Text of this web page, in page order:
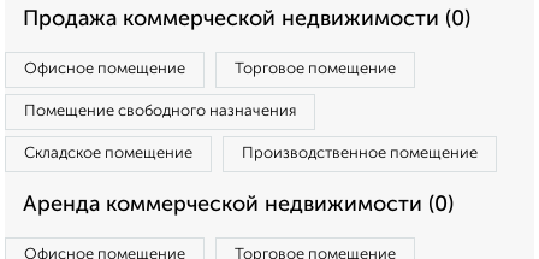
Продажа коммерческой недвижимости (0)
Офисное помещение Торговое помещение
Помещение свободного назначения
Складское помещение Производственное помещение
Аренда коммерческой недвижимости (0)
Офисное помещение Торговое помещение